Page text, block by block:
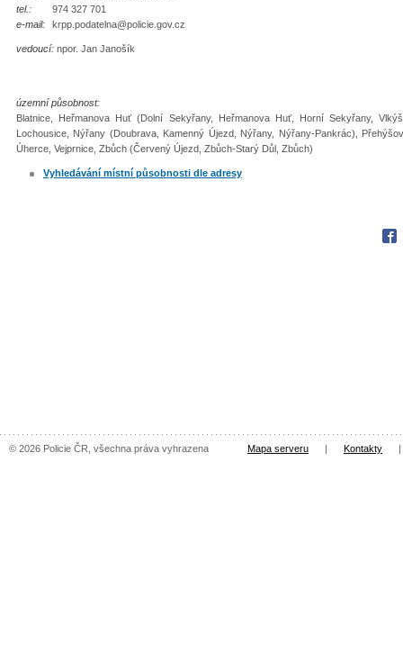
tel.:
974 327 701
e-mail:
krpp.podatelna@policie.gov.cz
vedoucí: npor. Jan Janošík
územní působnost:
Blatnice, Heřmanova Huť (Dolní Sekyřany, Heřmanova Huť, Horní Sekyřany,
Lochousice, Nýřany (Doubrava, Kamenný Újezd, Nýřany, Nýřany-Pankrác),
Úherce, Vejprnice, Zbůch (Červený Újezd, Zbůch-Starý Důl, Zbůch)
Vyhledávání místní působnosti dle adresy
© 2026 Policie ČR, všechna práva vyhrazena Mapa serveru | Kontakty |